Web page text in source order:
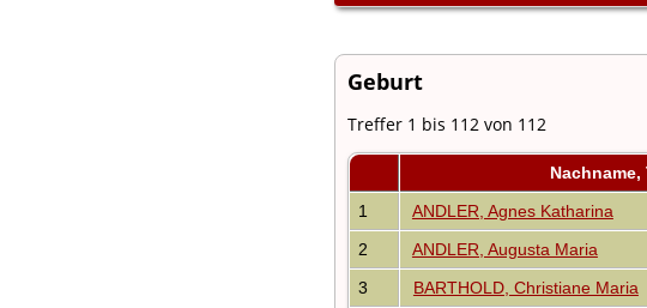
Geburt
Treffer 1 bis 112 von 112
Nachname,
1
ANDLER, Agnes Katharina
2
ANDLER, Augusta Maria
3
BARTHOLD, Christiane Maria